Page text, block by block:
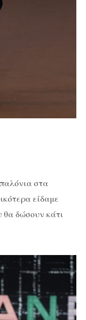
στα
είδαμε
θα δώσουν κάτι